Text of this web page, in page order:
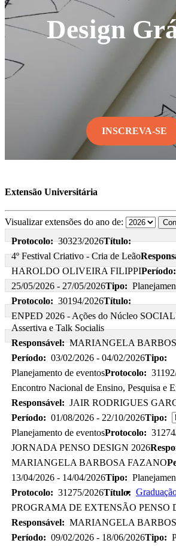
Design
INSCREVA-SE
Extensão Universitária
Visualizar extensões do ano de:
Protocolo: 30323/2026Título:
4º Festival Criativo - Cria de Leão
HAROLDO OLIVEIRA FILIPPIPeríodo:
25/05/2026 - 27/05/2026Tipo:
Protocolo: 30194/2026Título:
ENPED 2026 - Ações do Núcleo
Assertiva e Talk Socialis
Responsável: MARIANGELA
Período: 03/02/2026 - 04/02/2026Tipo:
Planejamento de eventosProtocolo:
Encontro Nacional de Ensino, Pesquisa e
Responsável: JAIR RODRIGUES
Período: 01/08/2026 - 22/10/2026Tipo:
Planejamento de eventosProtocolo:
JORNADA PENSO DESIGN 2026
MARIANGELA BARBOSA FAZANO
13/04/2026 - 14/04/2026Tipo:
Protocolo: 31275/2026Título:
PROGRAMA DE EXTENSÃO PENSO
Responsável: MARIANGELA
Período: 09/02/2026 - 18/06/2026Tipo: